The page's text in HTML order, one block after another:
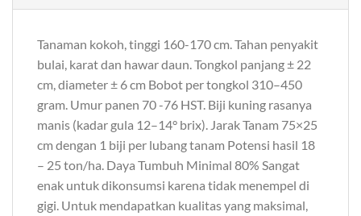
Tanaman kokoh, tinggi 160-170 cm. Tahan penyakit
bulai, karat dan hawar daun. Tongkol panjang ± 22
cm, diameter ± 6 cm Bobot per tongkol 310–450
gram. Umur panen 70 -76 HST. Biji kuning rasanya
manis (kadar gula 12–14° brix). Jarak Tanam 75×25
cm dengan 1 biji per lubang tanam Potensi hasil 18
– 25 ton/ha. Daya Tumbuh Minimal 80% Sangat
enak untuk dikonsumsi karena tidak menempel di
gigi. Untuk mendapatkan kualitas yang maksimal,